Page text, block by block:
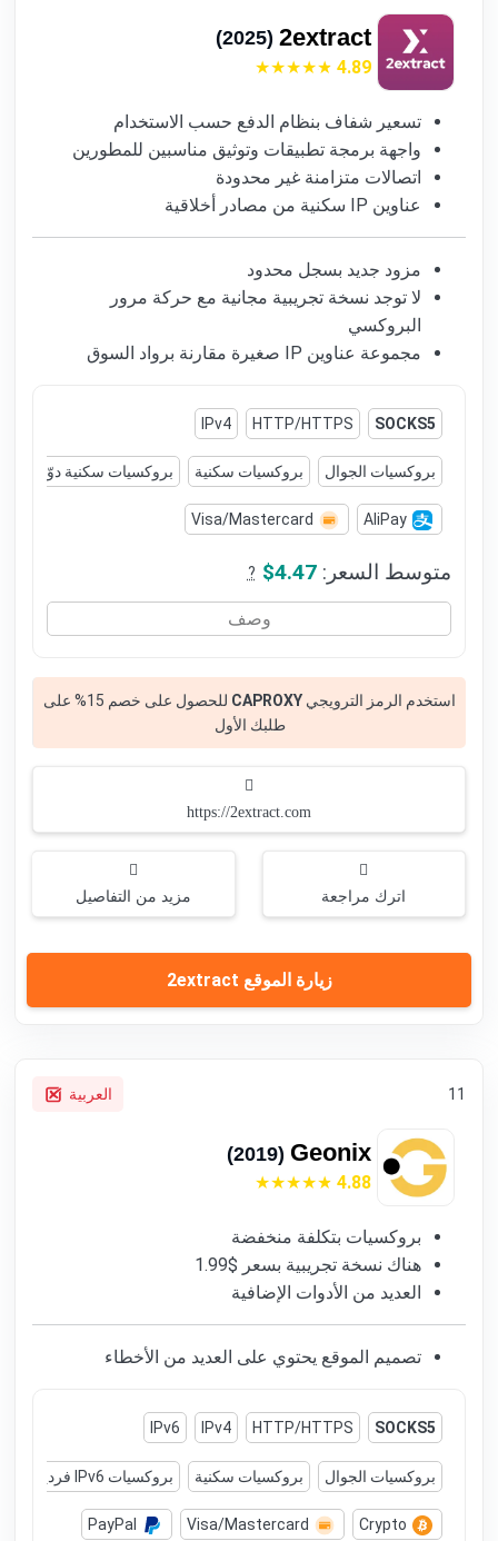
2extract
(2025)
4.89
تسعير شفاف بنظام الدفع حسب الاستخدام
واجهة برمجة تطبيقات وتوثيق مناسبين للمطورين
اتصالات متزامنة غير محدودة
عناوين IP سكنية من مصادر أخلاقية
مزود جديد بسجل محدود
لا توجد نسخة تجريبية مجانية مع حركة مرور
البروكسي
مجموعة عناوين IP صغيرة مقارنة برواد السوق
SOCKS5
HTTP/HTTPS
IPv4
بروكسيات الجوال بروكسيات سكنية بروكسيات سكنية دوّارة
AliPay
Visa/Mastercard
متوسط السعر: $4.47
?
وصف
استخدم الرمز الترويجي CAPROXY
للحصول على خصم 15% على
طلبك الأول
https://2extract.com
اترك مراجعة مزيد من التفاصيل
زيارة الموقع 2extract
11 العربية
Geonix
(2019)
4.88
بروكسيات بتكلفة منخفضة
هناك نسخة تجريبية بسعر $1.99
العديد من الأدوات الإضافية
تصميم الموقع يحتوي على العديد من الأخطاء
SOCKS5
HTTP/HTTPS
IPv4
IPv6
بروكسيات الجوال بروكسيات سكنية بروكسيات IPv6 فردية
Crypto
Visa/Mastercard
PayPal